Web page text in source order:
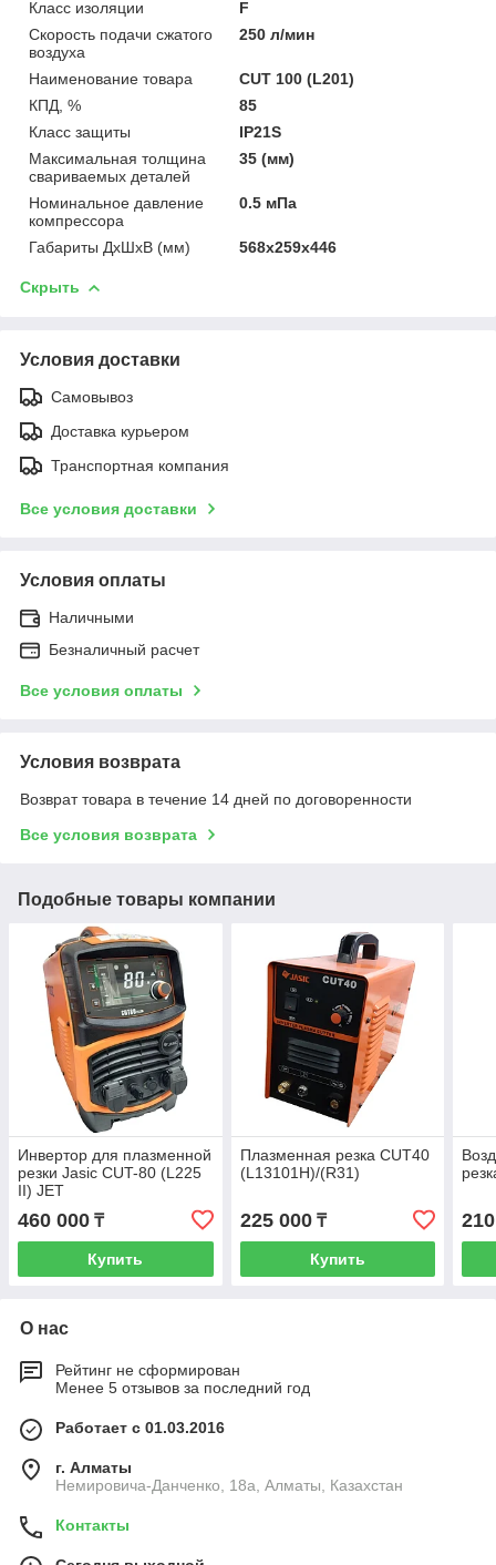
Класс изоляции
F
Скорость подачи сжатого
воздуха
250 л/мин
Наименование товара
CUT 100 (L201)
КПД, %
85
Класс защиты
IP21S
Максимальная толщина
свариваемых деталей
35 (мм)
Номинальное давление
компрессора
0.5 мПа
Габариты ДхШхВ (мм) 568x259x446
Скрыть
Условия доставки
Самовывоз
Доставка курьером
Транспортная компания
Все условия доставки
Условия оплаты
Наличными
Безналичный расчет
Все условия оплаты
Условия возврата
Возврат товара в течение 14 дней по договоренности
Все условия возврата
Подобные товары компании
Инвертор для плазменной
резки Jasic CUT-80 (L225
II) JET
460 000 ₸
Купить
Плазменная резка CUT40
(L13101H)/(R31)
225 000₸
Купить
О нас
Рейтинг не сформирован
Менее 5 отзывов за последний год
Работает с 01.03.2016
г. Алматы
Немировича-Данченко, 18а, Алматы, Казахстан
Контакты